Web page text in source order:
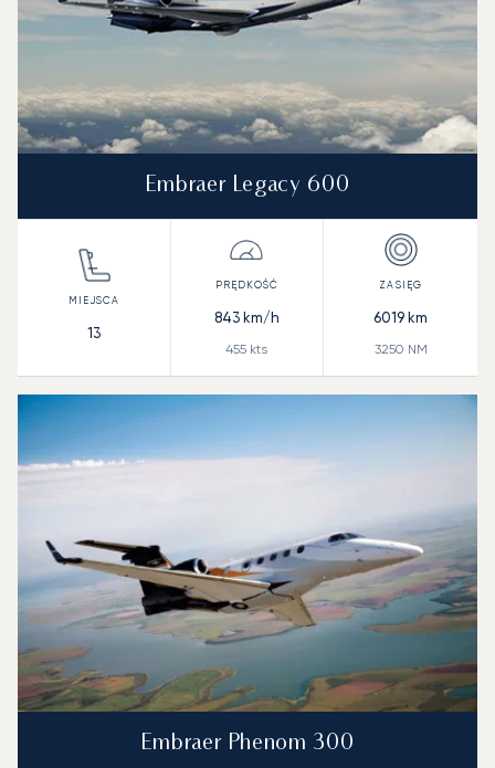
Embraer Legacy 600
13
843km/h
455 kts
6019 km
3250 NM
Embraer Phenom 300